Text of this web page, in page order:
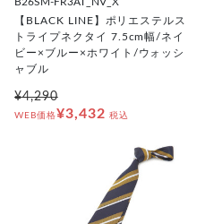
【BLACK LINE】ポリエステルス
トライプネクタイ 7.5cm幅/ネイ
ビー×ブルー×ホワイト/ウォッシ
ャブル
¥4,290
WEB価格¥3,432 税込